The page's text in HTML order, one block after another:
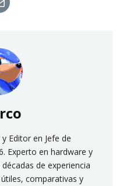
Editor en Jefe de
Experto en hardware y
de experiencia
comparativas y